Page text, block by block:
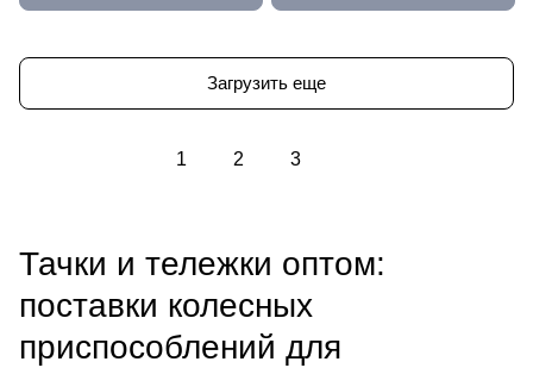
Загрузить еще
1 2 3
Тачки и тележки оптом:
поставки колесных
приспособлений для